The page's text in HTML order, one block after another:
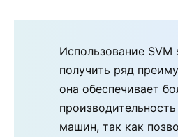
Использование
получить ряд
она обеспечивает
машин, так как